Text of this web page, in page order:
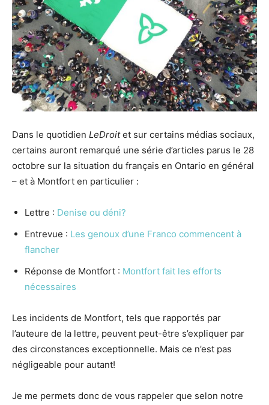
Dans le quotidien LeDroitet sur certains médias sociaux,
certains auront remarqué une série d’articles parus le 28
octobre sur la situation du français en Ontario en général
– et à Montfort en particulier :
Lettre : Denise ou déni?
Entrevue : Les genoux d’une Franco commencent à
flancher
Réponse de Montfort : Montfort fait les efforts
nécessaires
Les incidents de Montfort, tels que rapportés par
l’auteure de la lettre, peuvent peut-être s’expliquer par
des circonstances exceptionnelle. Mais ce n’est pas
négligeable pour autant!
Je me permets donc de vous rappeler que selon notre